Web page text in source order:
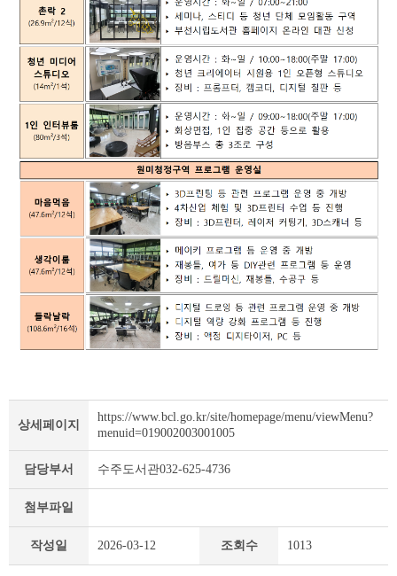
상세페이지
https://www.bcl.go.kr/site/homepage/menu/viewMenu?
menuid=019002003001005
담당부서 수주도서관032-625-4736
첨부파일
작성일 2026-03-12 조회수 1013